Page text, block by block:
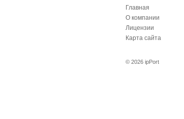
Главная
О компании
Лицензии
Карта сайта
© 2026 ipPort